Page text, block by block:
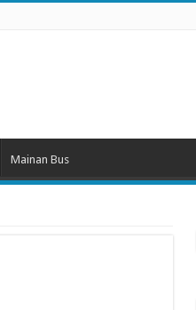
Mainan Bus